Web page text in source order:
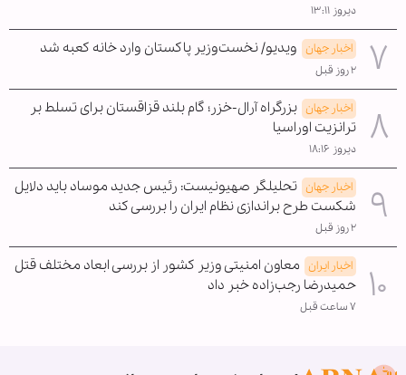
دیروز ۱۳:۱۱
اخبار جهان ویدیو/ نخست‌وزیر پاکستان وارد خانه کعبه شد
۲ روز قبل
اخبار جهان بزرگراه آرال-خزر؛ گام بلند قزاقستان برای تسلط بر
ترانزیت اوراسیا
دیروز ۱۸:۱۶
اخبار جهان تحلیلگر صهیونیست: رئیس جدید موساد باید دلایل
شکست طرح براندازی نظام ایران را بررسی کند
۲ روز قبل
اخبار ایران معاون امنیتی وزیر کشور از بررسی ابعاد مختلف قتل
حمیدرضا رجب‌زاده خبر داد
۷ ساعت قبل